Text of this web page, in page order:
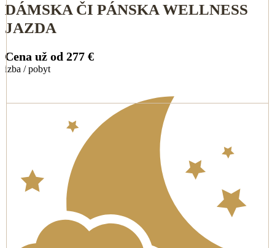
DÁMSKA ČI PÁNSKA WELLNESS
JAZDA
Cena už od 277 €
izba / pobyt